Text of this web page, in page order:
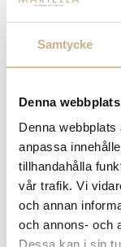
Samtycke
Denna
Denna
anpassa
tillhandahålla
vår trafik. Vi
och annan
och annons- och
Dessa kan i sin
BESKRIVNING
MER FRÅN